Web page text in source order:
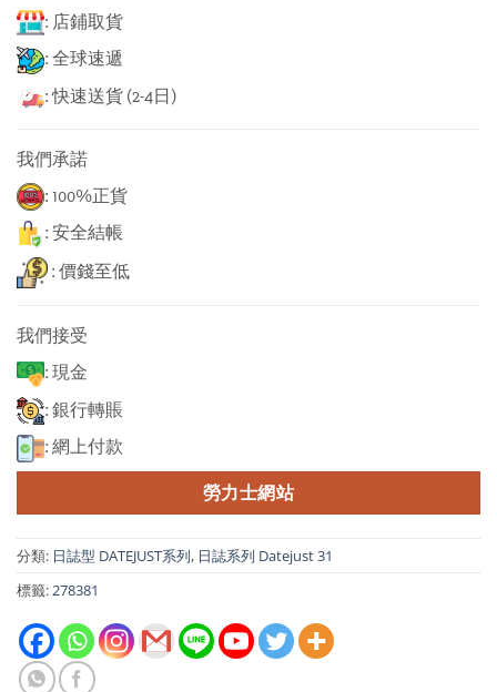
: 店鋪取貨
: 全球速遞
: 快速送貨 (2-4日)
我們承諾
: 100%正貨
: 安全結帳
: 價錢至低
我們接受
: 現金
: 銀行轉賬
: 網上付款
勞力士網站
分類: 日誌型 DATEJUST系列, 日誌系列 Datejust 31
標籤:278381